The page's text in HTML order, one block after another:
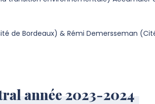
de Bordeaux) & Rémi Demersseman
année 2023-2024